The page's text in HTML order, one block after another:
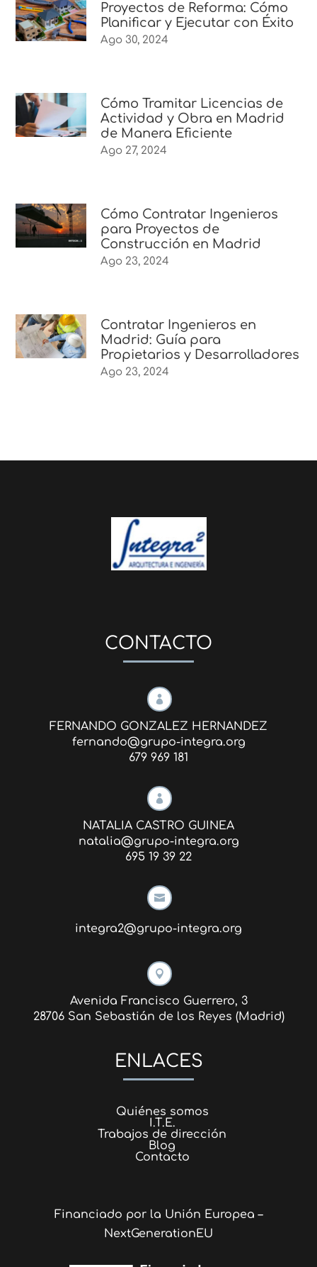
Proyectos de Reforma: Cómo
Planificar y Ejecutar con Éxito
Ago 30, 2024
Cómo Tramitar Licencias de
Actividad y Obra en Madrid
de Manera Eficiente
Ago 27, 2024
Cómo Contratar Ingenieros
para Proyectos de
Construcción en Madrid
Ago 23, 2024
Contratar Ingenieros en
Madrid: Guía para
Propietarios y Desarrolladores
Ago 23, 2024
CONTACTO

FERNANDO GONZALEZ HERNANDEZ
fernando@grupo-integra.org
679 969 181

NATALIA CASTRO GUINEA
natalia@grupo-integra.org
695 19 39 22

integra2@grupo-integra.org

Avenida Francisco Guerrero, 3
28706 San Sebastián de los Reyes (Madrid)
ENLACES
Quiénes somos
I.T.E.
Trabajos de dirección
Blog
Contacto
Financiado por la Unión Europea –
NextGenerationEU